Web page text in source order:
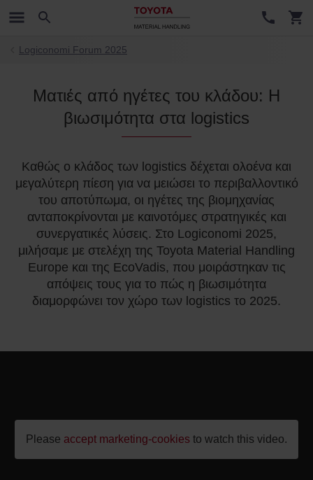
Logiconomi Forum 2025
Ματιές από ηγέτες του κλάδου: Η
βιωσιμότητα στα logistics
Καθώς ο κλάδος των logistics δέχεται ολοένα και
μεγαλύτερη πίεση για να μειώσει το περιβαλλοντικό
του αποτύπωμα, οι ηγέτες της βιομηχανίας
ανταποκρίνονται με καινοτόμες στρατηγικές και
συνεργατικές λύσεις. Στο Logiconomi 2025,
μιλήσαμε με στελέχη της Toyota Material Handling
Europe και της EcoVadis, που μοιράστηκαν τις
απόψεις τους για το πώς η βιωσιμότητα
διαμορφώνει τον χώρο των logistics το 2025.
Please accept marketing-cookies to watch this video.